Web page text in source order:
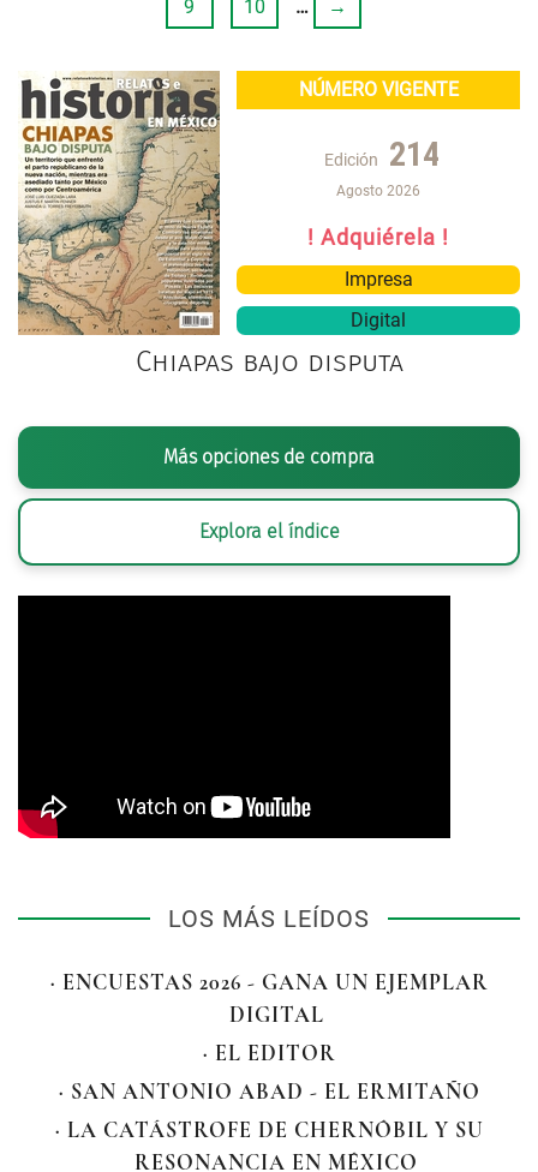
9 10 … →
NÚMERO VIGENTE
Edición 214
Agosto 2026
! Adquiérela !
Impresa
Digital
Chiapas bajo disputa
Más opciones de compra
Explora el índice
LOS MÁS LEÍDOS
· ENCUESTAS 2026 - GANA UN EJEMPLAR
DIGITAL
· EL EDITOR
· SAN ANTONIO ABAD - EL ERMITAÑO
· LA CATÁSTROFE DE CHERNÓBIL Y SU
RESONANCIA EN MÉXICO